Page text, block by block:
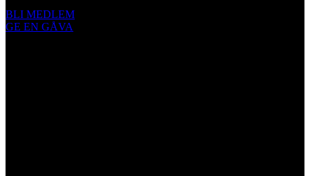
BLI MEDLEM
GE EN GÅVA